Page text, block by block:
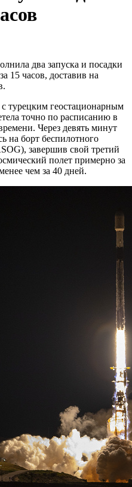
два запуска и посадки
15 часов, доставив на
турецким геостационарным
точно по расписанию в
Через девять минут
на борт беспилотного
завершив свой третий
полет примерно за
чем за 40 дней.